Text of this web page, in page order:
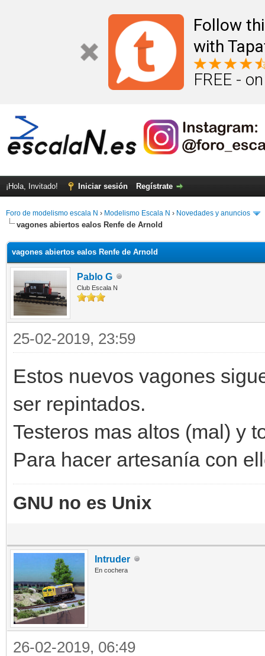
Follow
with
FREE -
¡Hola, Invitado! Iniciar sesión Regístrate
Foro de modelismo escala N › Modelismo Escala N › Novedades y anuncios
vagones abiertos ealos Renfe de Arnold
vagones abiertos ealos Renfe de Arnold
Pablo G
Club Escala N
25-02-2019, 23:59
Estos nuevos vagones
ser repintados.
Testeros mas altos (mal) y
Para hacer artesanía con
GNU no es Unix
Intruder
En cochera
26-02-2019, 06:49